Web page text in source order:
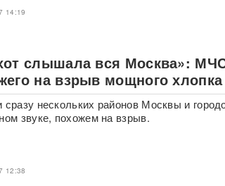
14:19
слышала вся Москва»:
на взрыв мощного хлопка
нескольких районов Москвы и
звуке, похожем на взрыв.
12:38